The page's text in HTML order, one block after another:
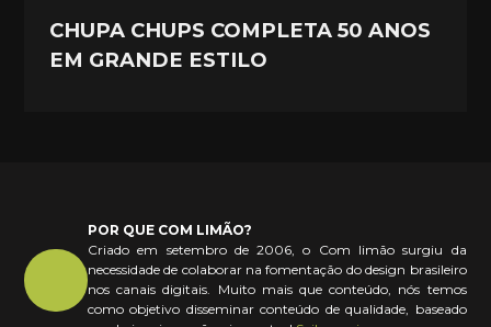
CHUPA CHUPS COMPLETA 50 ANOS
EM GRANDE ESTILO
POR QUE COM LIMÃO?
Criado em setembro de 2006, o Com limão surgiu da
necessidade de colaborar na fomentação do design brasileiro
nos canais digitais. Muito mais que conteúdo, nós temos
como objetivo disseminar conteúdo de qualidade, baseado